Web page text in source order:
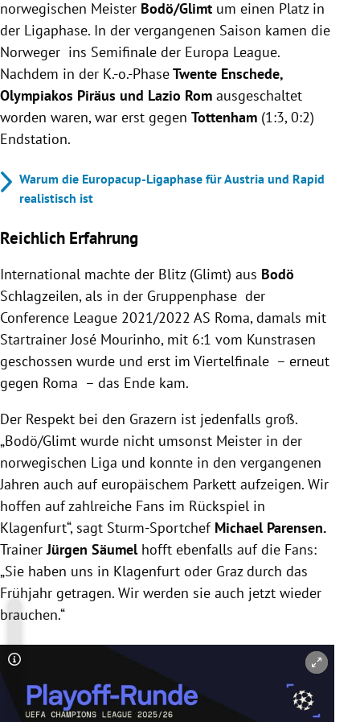
norwegischen Meister Bodö/Glimt um einen Platz in
der Ligaphase. In der vergangenen Saison kamen die
Norweger ins Semifinale der Europa League.
Nachdem in der K.-o.-PhaseTwente Enschede,
Olympiakos Piräus und Lazio Rom ausgeschaltet
worden waren, war erst gegen Tottenham (1:3, 0:2)
Endstation.
Warum die Europacup-Ligaphase für Austria und Rapid
realistisch ist
Reichlich Erfahrung
International machte der Blitz (Glimt) aus Bodö
Schlagzeilen, als in der Gruppenphase der
Conference League 2021/2022 AS Roma, damals mit
Startrainer José Mourinho, mit 6:1 vom Kunstrasen
geschossen wurde und erst im Viertelfinale – erneut
gegen Roma – das Ende kam.
Der Respekt bei den Grazern ist jedenfalls groß.
„Bodö/Glimt wurde nicht umsonst Meister in der
norwegischen Liga und konnte in den vergangenen
Jahren auch auf europäischem Parkett aufzeigen. Wir
hoffen auf zahlreiche Fans im Rückspiel in
Klagenfurt“, sagt Sturm-SportchefMichael Parensen.
TrainerJürgen Säumelhofft ebenfalls auf die Fans:
„Sie haben uns in Klagenfurt oder Graz durch das
Frühjahr getragen. Wir werden sie auch jetzt wieder
brauchen.“
Copyright-Hinweis öffnen/schließen